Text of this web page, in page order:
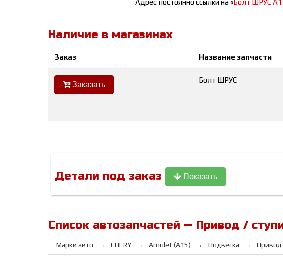
Адрес постоянно ссылки на «Болт ШРУС
Наличие в магазинах
Заказ Название запчасти
Заказать
Болт ШРУС
Детали под заказ Показать
Список автозапчастей — Привод /
Марки авто CHERY Amulet (A15) Подвеска Привод